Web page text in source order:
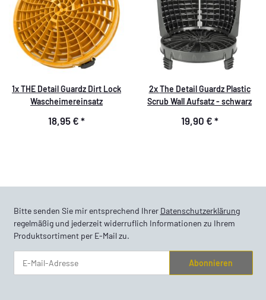
1xTHE Detail Guardz Dirt Lock
Wascheimereinsatz
18,95 € *
2xThe Detail Guardz Plastic
Scrub Wall Aufsatz - schwarz
19,90 € *
Bitte senden Sie mir entsprechend Ihrer Datenschutzerklärung
regelmäßig und jederzeit widerruflich Informationen zu Ihrem
Produktsortiment per E-Mail zu.
Abonnieren